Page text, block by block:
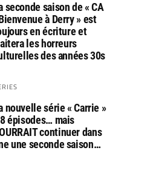
seconde saison de « CA
à Derry » est
en écriture et
les horreurs
des années 30s
nouvelle série « Carrie »
épisodes… mais
continuer dans
une seconde saison…